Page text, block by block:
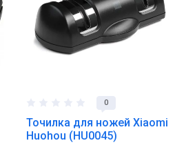
0
Точилка для ножей Xiaomi
Huohou (HU0045)